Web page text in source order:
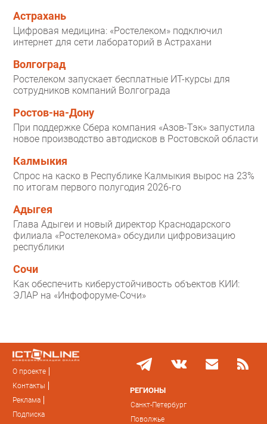
Астрахань
Цифровая медицина: «Ростелеком» подключил
интернет для сети лабораторий в Астрахани
Волгоград
Ростелеком запускает бесплатные ИТ-курсы для
сотрудников компаний Волгограда
Ростов-на-Дону
При поддержке Сбера компания «Азов-Тэк» запустила
новое производство автодисков в Ростовской области
Калмыкия
Спрос на каско в Республике Калмыкия вырос на 23%
по итогам первого полугодия 2026-го
Адыгея
Глава Адыгеи и новый директор Краснодарского
филиала «Ростелекома» обсудили цифровизацию
республики
Сочи
Как обеспечить киберустойчивость объектов КИИ:
ЭЛАР на «Инфофоруме-Сочи»
О проекте
Контакты
Реклама
Подписка
РЕГИОНЫ
Санкт-Петербург
Поволжье